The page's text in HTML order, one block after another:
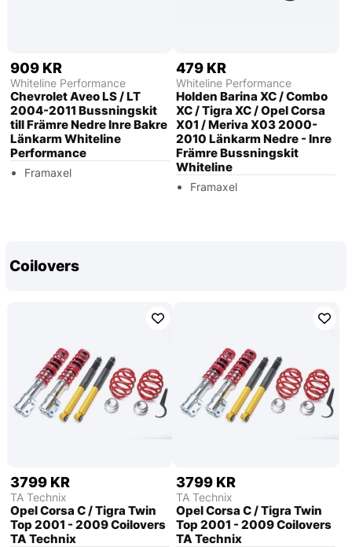
909 KR
Whiteline Performance
Chevrolet Aveo LS / LT
2004-2011 Bussningskit
till Främre Nedre Inre Bakre
Länkarm Whiteline
Performance
Framaxel
479 KR
Whiteline Performance
Holden Barina XC / Combo
XC / Tigra XC / Opel Corsa
X01 / Meriva X03 2000-
2010 Länkarm Nedre - Inre
Främre Bussningskit
Whiteline
Framaxel
Coilovers
3799 KR
TA Technix
Opel Corsa C / Tigra Twin
Top 2001 - 2009 Coilovers
TA Technix
3799 KR
TA Technix
Opel Corsa C / Tigra Twin
Top 2001 - 2009 Coilovers
TA Technix